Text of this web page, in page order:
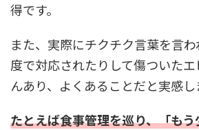
得です。
また、実際にチクチク言葉を言
度で対応されたりして傷ついた
んあり、よくあることだと実感し
たとえば食事管理を巡り、「も